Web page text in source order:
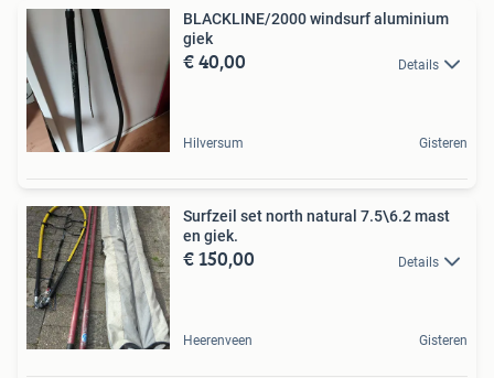
BLACKLINE/2000 windsurf aluminium
giek
€ 40,00 Details
Hilversum Gisteren
Surfzeil set north natural 7.5\6.2 mast
en giek.
€ 150,00 Details
Heerenveen Gisteren